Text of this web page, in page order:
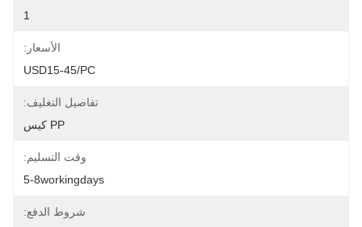
1
الأسعار:
USD15-45/PC
تفاصيل التغليف:
PP كيس
وقت التسليم:
5-8workingdays
شروط الدفع: